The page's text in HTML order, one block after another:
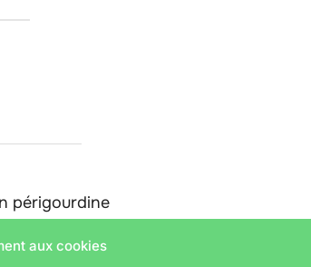
aux cookies
périgourdine